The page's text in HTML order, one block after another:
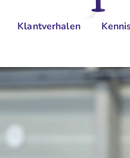
Klantverhalen